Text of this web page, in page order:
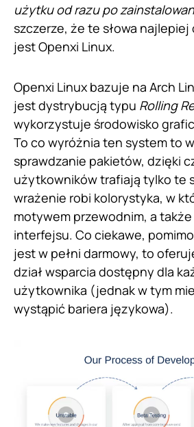
użytku od razu po
szczerze, że te słowa
jest Openxi Linux.
Openxi Linux bazuje na Arch
jest dystrybucją typu Rolling
wykorzystuje środowisko
To co wyróżnia ten system to
sprawdzanie pakietów, dzięki
użytkowników trafiają tylko te
wrażenie robi kolorystyka, w
motywem przewodnim, a
interfejsu. Co ciekawe,
jest w pełni darmowy, to
dział wsparcia dostępny dla
użytkownika (jednak w tym
wystąpić bariera językowa).